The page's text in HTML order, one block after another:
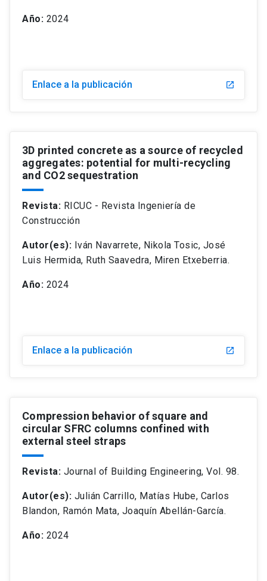
Año: 2024
Enlace a la publicación
3D printed concrete as a source of recycled
aggregates: potential for multi-recycling
and CO2 sequestration
Revista: RICUC - Revista Ingeniería de
Construcción
Autor(es): Iván Navarrete, Nikola Tosic, José
Luis Hermida, Ruth Saavedra, Miren Etxeberria.
Año: 2024
Enlace a la publicación
Compression behavior of square and
circular SFRC columns confined with
external steel straps
Revista: Journal of Building Engineering, Vol. 98.
Autor(es): Julián Carrillo, Matías Hube, Carlos
Blandon, Ramón Mata, Joaquín Abellán-García.
Año: 2024